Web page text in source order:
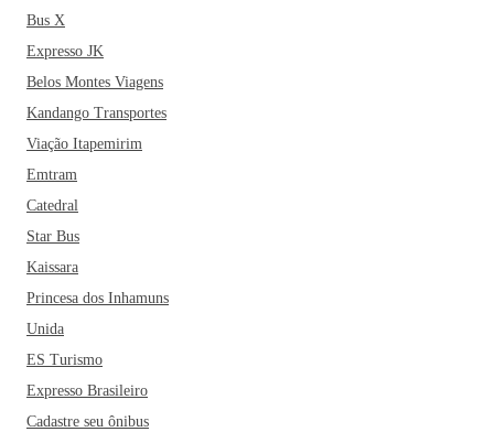
Bus X
Expresso JK
Belos Montes Viagens
Kandango Transportes
Viação Itapemirim
Emtram
Catedral
Star Bus
Kaissara
Princesa dos Inhamuns
Unida
ES Turismo
Expresso Brasileiro
Cadastre seu ônibus